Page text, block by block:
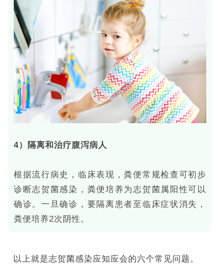
4）隔离和治疗腹泻病人
根据流行病史，临床表现，粪便常规检查可初步
诊断志贺菌感染，粪便培养为志贺菌属阳性可以
确诊。一旦确诊，要隔离患者至临床症状消失，
粪便培养2次阴性。
以上就是志贺菌感染应知应会的六个常见问题。